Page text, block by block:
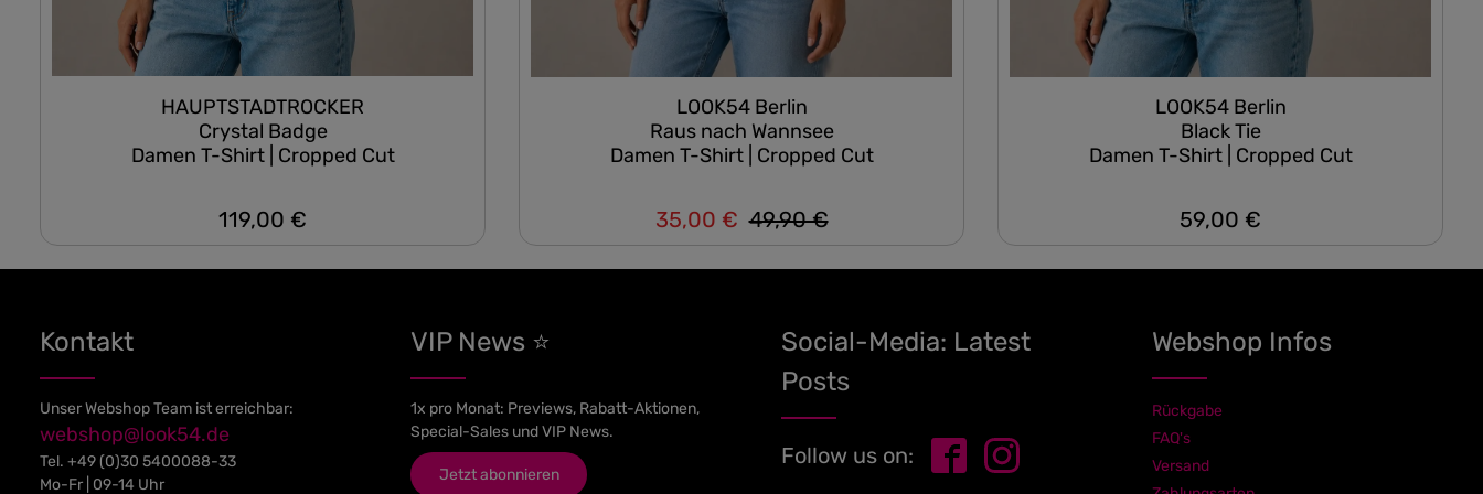
HAUPTSTADTROCKER
Crystal Badge
Damen T-Shirt | Cropped Cut
Regulärer Preis:
119,00 €
LOOK54 Berlin
Raus nach Wannsee
Damen T-Shirt | Cropped Cut
Verkaufspreis:
35,00 € Regulärer Preis:
49,90 €
LOOK54 Berlin
Black Tie
Damen T-Shirt | Cropped Cut
Regulärer Preis:
59,00 €
Kontakt
Unser Webshop Team ist erreichbar:
webshop@look54.de
Tel. +49 (0)30 5400088-33
Mo-Fr | 09-14 Uhr
VIP News ⭐
1x pro Monat: Previews, Rabatt-Aktionen,
Special-Sales und VIP News.
Jetzt abonnieren
Social-Media: Latest
Posts
Follow us on:
Webshop Infos
Rückgabe
FAQ's
Versand